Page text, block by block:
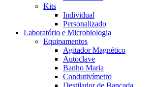
Kits
Individual
Personalizado
Laboratório e Microbiologia
Equipamentos
Agitador Magnético
Autoclave
Banho Maria
Condutivímetro
Destilador de Bancada